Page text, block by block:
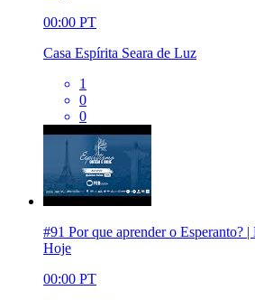
00:00 PT
Casa Espírita Seara de Luz
1
0
0
#91 Por que aprender o Esperanto?
Hoje
00:00 PT